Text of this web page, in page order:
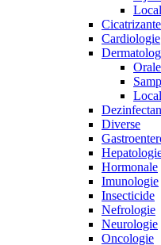
Cicatrizante
Cardiologie
Orale
Diverse
Hormonale
Imunologie
Insecticide
Nefrologie
Neurologie
Oncologie